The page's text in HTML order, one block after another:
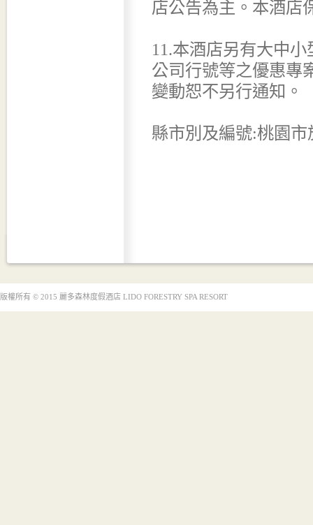
店公告為主。本酒店
11.本酒店另有大中
公司行號等之優惠專
變動恕不另行通知。
縣市別及編號:桃園市
版權所有 © 2015 麗多森林度假酒店 LIDO FORESTRY SPA RESORT